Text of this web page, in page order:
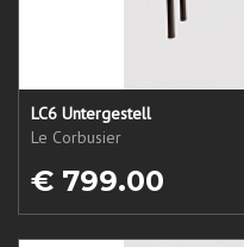
LC6 Untergestell
Le Corbusier
€ 799.00